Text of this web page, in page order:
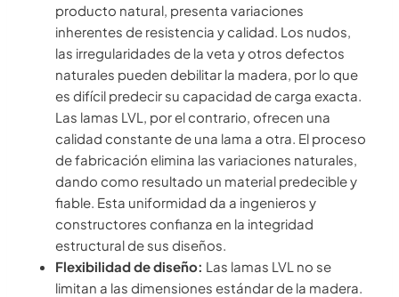
producto natural, presenta variaciones
inherentes de resistencia y calidad. Los nudos,
las irregularidades de la veta y otros defectos
naturales pueden debilitar la madera, por lo que
es difícil predecir su capacidad de carga exacta.
Las lamas LVL, por el contrario, ofrecen una
calidad constante de una lama a otra. El proceso
de fabricación elimina las variaciones naturales,
dando como resultado un material predecible y
fiable. Esta uniformidad da a ingenieros y
constructores confianza en la integridad
estructural de sus diseños.
Flexibilidad de diseño: Las lamas LVL no se
limitan a las dimensiones estándar de la madera.